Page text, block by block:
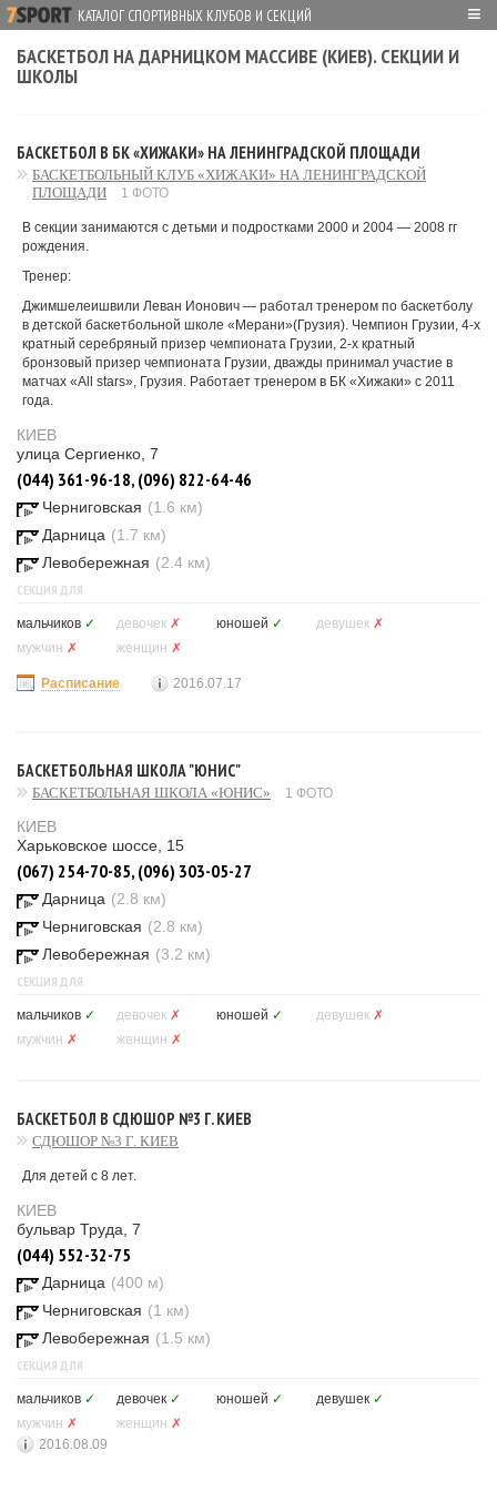
КАТАЛОГ СПОРТИВНЫХ КЛУБОВ И СЕКЦИЙ ≡
БАСКЕТБОЛ НА ДАРНИЦКОМ МАССИВЕ (КИЕВ). СЕКЦИИ И
ШКОЛЫ
БАСКЕТБОЛ В БК «ХИЖАКИ» НА ЛЕНИНГРАДСКОЙ ПЛОЩАДИ
БАСКЕТБОЛЬНЫЙ КЛУБ «ХИЖАКИ» НА ЛЕНИНГРАДСКОЙ
ПЛОЩАДИ
1 ФОТО
В секции занимаются с детьми и подростками 2000 и 2004 ― 2008 гг
рождения.
Тренер:
Джимшелеишвили Леван Ионович ― работал тренером по баскетболу
в детской баскетбольной школе «Мерани»(Грузия). Чемпион Грузии, 4-х
кратный серебряный призер чемпионата Грузии, 2-х кратный
бронзовый призер чемпионата Грузии, дважды принимал участие в
матчах «All stars», Грузия. Работает тренером в БК «Хижаки» с 2011
года.
КИЕВ
улица Сергиенко, 7
(044) 361-96-18, (096) 822-64-46
Черниговская (1.6 км)
Дарница (1.7 км)
Левобережная (2.4 км)
СЕКЦИЯ ДЛЯ
мальчиков ✓ девочек ✗ юношей ✓ девушек ✗
мужчин ✗ женщин ✗
Расписание 2016.07.17
БАСКЕТБОЛЬНАЯ ШКОЛА "ЮНИС"
БАСКЕТБОЛЬНАЯ ШКОЛА «ЮНИС» 1 ФОТО
КИЕВ
Харьковское шоссе, 15
(067) 254-70-85, (096) 303-05-27
Дарница (2.8 км)
Черниговская (2.8 км)
Левобережная (3.2 км)
СЕКЦИЯ ДЛЯ
мальчиков ✓ девочек ✗ юношей ✓ девушек ✗
мужчин ✗ женщин ✗
БАСКЕТБОЛ В СДЮШОР №3 Г. КИЕВ
СДЮШОР №3 Г. КИЕВ
Для детей с 8 лет.
КИЕВ
бульвар Труда, 7
(044) 552-32-75
Дарница (400 м)
Черниговская (1 км)
Левобережная (1.5 км)
СЕКЦИЯ ДЛЯ
мальчиков ✓ девочек ✓ юношей ✓ девушек ✓
мужчин ✗ женщин ✗
2016.08.09